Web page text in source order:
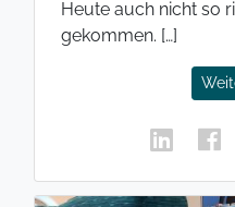
Heute auch nicht so
gekommen. […]